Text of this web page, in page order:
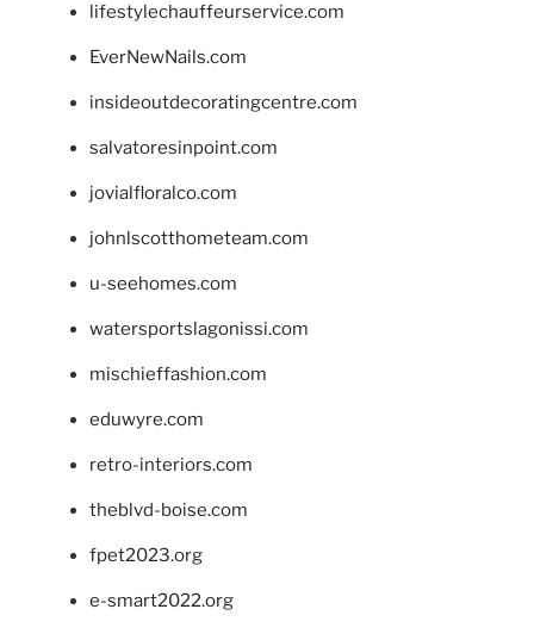
lifestylechauffeurservice.com
EverNewNails.com
insideoutdecoratingcentre.com
salvatoresinpoint.com
jovialfloralco.com
johnlscotthometeam.com
u-seehomes.com
watersportslagonissi.com
mischieffashion.com
eduwyre.com
retro-interiors.com
theblvd-boise.com
fpet2023.org
e-smart2022.org